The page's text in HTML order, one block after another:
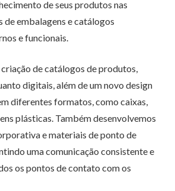
de seus produtos nas
de embalagens e catálogos
e funcionais.
de catálogos de produtos,
digitais, além de um novo design
diferentes formatos, como caixas,
plásticas. Também desenvolvemos
e materiais de ponto de
uma comunicação consistente e
os pontos de contato com os